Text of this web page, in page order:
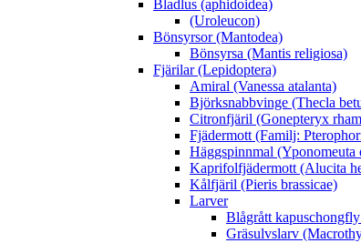
Bladlus (aphidoidea)
(Uroleucon)
Bönsyrsor (Mantodea)
Bönsyrsa (Mantis religiosa)
Fjärilar (Lepidoptera)
Amiral (Vanessa atalanta)
Björksnabbvinge (Thecla
Citronfjäril (Gonepteryx
Fjädermott (Familj:
Häggspinnmal (Yponomeuta
Kaprifolfjädermott (Alucita
Kålfjäril (Pieris brassicae)
Larver
Blågrått
Gräsulvslarv